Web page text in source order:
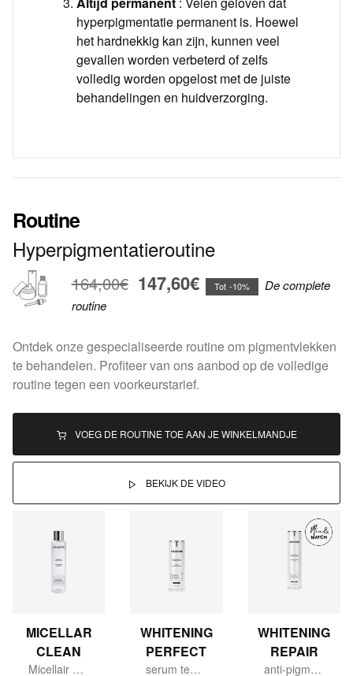
hyperpigmentatie permanent is. Hoewel
het hardnekkig kan zijn, kunnen veel
gevallen worden verbeterd of zelfs
volledig worden opgelost met de juiste
behandelingen en huidverzorging.
Routine
Hyperpigmentatieroutine
164,00€ 147,60€ Tot -10%
De complete
routine
Ontdek onze gespecialiseerde routine om pigmentvlekken
te behandelen. Profiteer van ons aanbod op de volledige
routine tegen een voorkeurstarief.
VOEG DE ROUTINE TOE AAN JE WINKELMANDJE
BEKIJK DE VIDEO
MICELLAR
CLEAN
Micellair water
WHITENING
PERFECT
serum tegen vlekken & hyperpigmentatie.
WHITENING
REPAIR
anti-pigment & anti-aging crème.